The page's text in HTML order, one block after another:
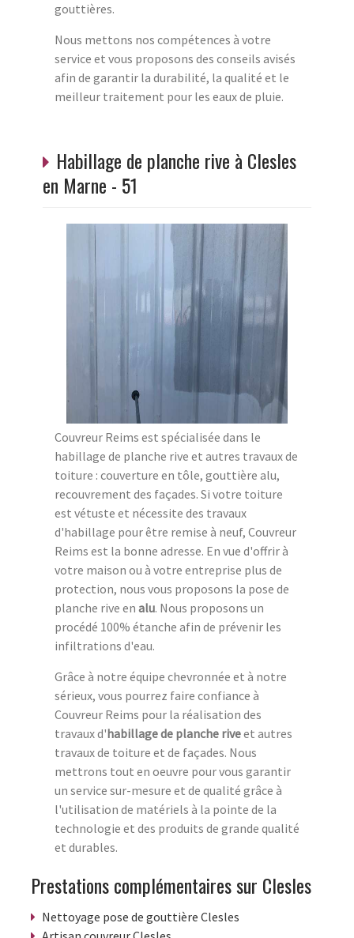
gouttières.
Nous mettons nos compétences à votre
service et vous proposons des conseils avisés
afin de garantir la durabilité, la qualité et le
meilleur traitement pour les eaux de pluie.
Habillage de planche rive à Clesles
en Marne - 51
Couvreur Reims est spécialisée dans le
habillage de planche rive et autres travaux de
toiture : couverture en tôle, gouttière alu,
recouvrement des façades. Si votre toiture
est vétuste et nécessite des travaux
d'habillage pour être remise à neuf, Couvreur
Reims est la bonne adresse. En vue d'offrir à
votre maison ou à votre entreprise plus de
protection, nous vous proposons la pose de
planche rive en alu. Nous proposons un
procédé 100% étanche afin de prévenir les
infiltrations d'eau.
Grâce à notre équipe chevronnée et à notre
sérieux, vous pourrez faire confiance à
Couvreur Reims pour la réalisation des
travaux d'habillage de planche riveet autres
travaux de toiture et de façades. Nous
mettrons tout en oeuvre pour vous garantir
un service sur-mesure et de qualité grâce à
l'utilisation de matériels à la pointe de la
technologie et des produits de grande qualité
et durables.
Prestations complémentaires sur Clesles
Nettoyage pose de gouttière Clesles